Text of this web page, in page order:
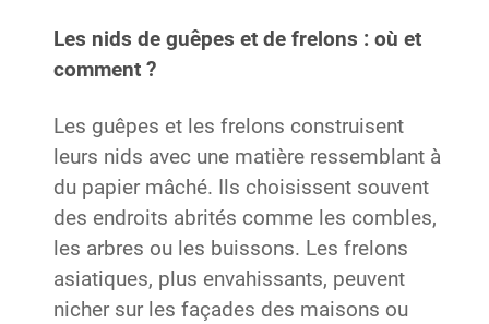
Les nids de guêpes et de frelons : où et
comment ?
Les guêpes et les frelons construisent
leurs nids avec une matière ressemblant à
du papier mâché. Ils choisissent souvent
des endroits abrités comme les combles,
les arbres ou les buissons. Les frelons
asiatiques, plus envahissants, peuvent
nicher sur les façades des maisons ou